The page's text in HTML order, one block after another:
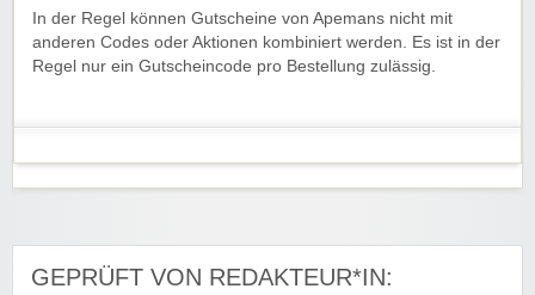
In der Regel können Gutscheine von Apemans nicht mit
anderen Codes oder Aktionen kombiniert werden. Es ist in der
Regel nur ein Gutscheincode pro Bestellung zulässig.
GEPRÜFT VON REDAKTEUR*IN: